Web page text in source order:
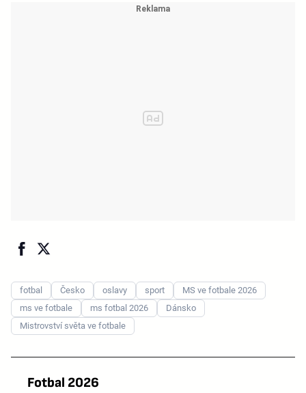
fotbal Česko oslavy sport
MS ve fotbale 2026
ms ve fotbale
ms fotbal 2026
Dánsko
Mistrovství světa ve fotbale
Fotbal 2026